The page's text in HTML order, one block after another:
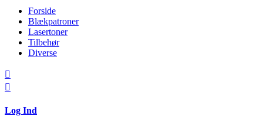
Forside
Blækpatroner
Lasertoner
Tilbehør
Diverse


Log Ind